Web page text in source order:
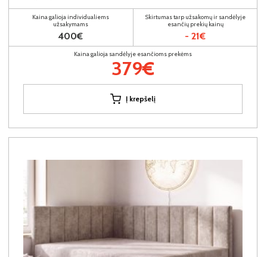
Kaina galioja individualiems
užsakymams
400€
Skirtumas tarp užsakomų ir sandėlyje
esančių prekių kainų
- 21€
Kaina galioja sandėlyje esančioms prekėms
379€
Į krepšelį